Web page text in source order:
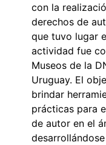
con la
derechos de
que tuvo lugar
actividad fue
Museos de la
Uruguay. El
brindar
prácticas para
de autor en el